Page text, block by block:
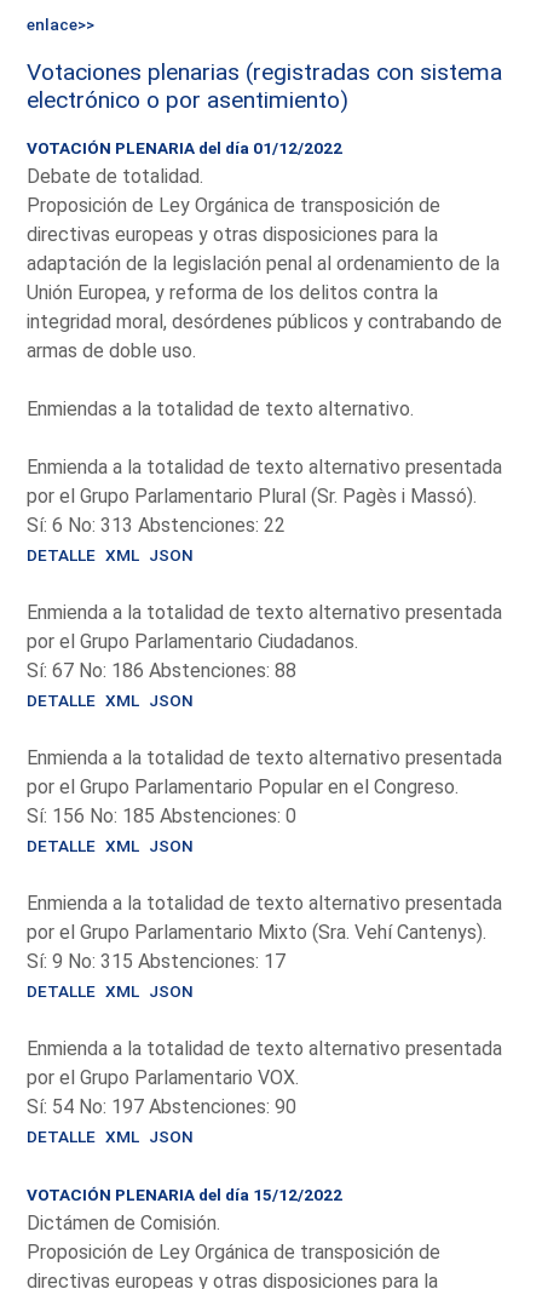
enlace>>
Votaciones plenarias (registradas con sistema
electrónico o por asentimiento)
VOTACIÓN PLENARIA del día 01/12/2022
Debate de totalidad.
Proposición de Ley Orgánica de transposición de
directivas europeas y otras disposiciones para la
adaptación de la legislación penal al ordenamiento de la
Unión Europea, y reforma de los delitos contra la
integridad moral, desórdenes públicos y contrabando de
armas de doble uso.
Enmiendas a la totalidad de texto alternativo.
Enmienda a la totalidad de texto alternativo presentada
por el Grupo Parlamentario Plural (Sr. Pagès i Massó).
Sí: 6 No: 313 Abstenciones: 22
DETALLE XML JSON
Enmienda a la totalidad de texto alternativo presentada
por el Grupo Parlamentario Ciudadanos.
Sí: 67 No: 186 Abstenciones: 88
DETALLE XML JSON
Enmienda a la totalidad de texto alternativo presentada
por el Grupo Parlamentario Popular en el Congreso.
Sí: 156 No: 185 Abstenciones: 0
DETALLE XML JSON
Enmienda a la totalidad de texto alternativo presentada
por el Grupo Parlamentario Mixto (Sra. Vehí Cantenys).
Sí: 9 No: 315 Abstenciones: 17
DETALLE XML JSON
Enmienda a la totalidad de texto alternativo presentada
por el Grupo Parlamentario VOX.
Sí: 54 No: 197 Abstenciones: 90
DETALLE XML JSON
VOTACIÓN PLENARIA del día 15/12/2022
Dictámen de Comisión.
Proposición de Ley Orgánica de transposición de
directivas europeas y otras disposiciones para la